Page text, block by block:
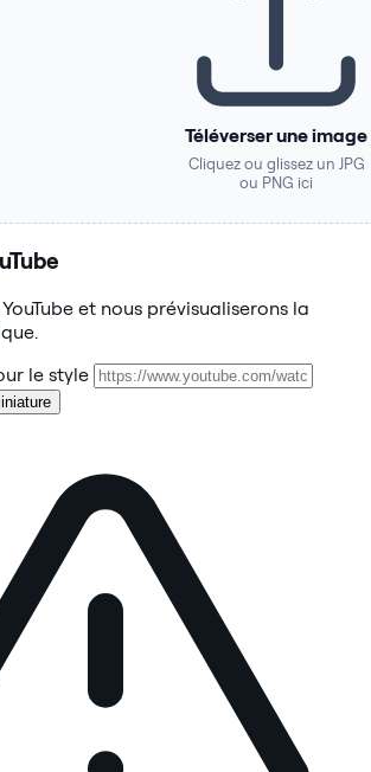
Téléverser une image
Cliquez ou glissez un JPG
ou PNG ici
et nous prévisualiserons la
le style